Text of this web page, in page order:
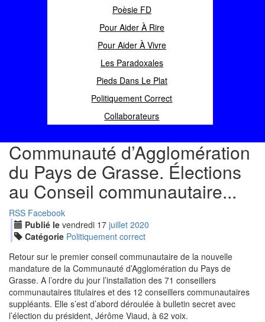
Poèsie FD
Pour Aider À Rire
Pour Aider À Vivre
Les Paradoxales
Pieds Dans Le Plat
Politiquement Correct
Collaborateurs
Communauté d’Agglomération
du Pays de Grasse. Élections
au Conseil communautaire...
RSS Facebook
Publié le vendredi 17 juillet 2020
Catégorie Politiquement correct
Retour sur le premier conseil communautaire de la nouvelle
mandature de la Communauté d’Agglomération du Pays de
Grasse. A l’ordre du jour l’installation des 71 conseillers
communautaires titulaires et des 12 conseillers communautaires
suppléants. Elle s’est d’abord déroulée à bulletin secret avec
l’élection du président, Jérôme Viaud, à 62 voix.